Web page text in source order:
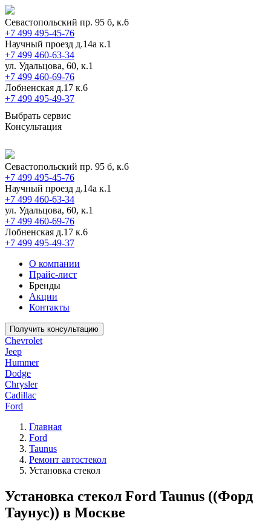
Севастопольский пр. 95 б, к.6
+7 499 495-45-76
Научный проезд д.14а к.1
+7 499 460-63-34
ул. Удальцова, 60, к.1
+7 499 460-69-76
Лобненская д.17 к.6
+7 499 495-49-37
Выбрать сервис
Консультация
Севастопольский пр. 95 б, к.6
+7 499 495-45-76
Научный проезд д.14а к.1
+7 499 460-63-34
ул. Удальцова, 60, к.1
+7 499 460-69-76
Лобненская д.17 к.6
+7 499 495-49-37
О компании
Прайс-лист
Бренды
Акции
Контакты
Получить консультацию
Chevrolet
Jeep
Hummer
Dodge
Chrysler
Cadillac
Ford
Главная
Ford
Taunus
Ремонт автостекол
Установка стекол
Установка стекол Ford Taunus ((Форд
Таунус)) в Москве